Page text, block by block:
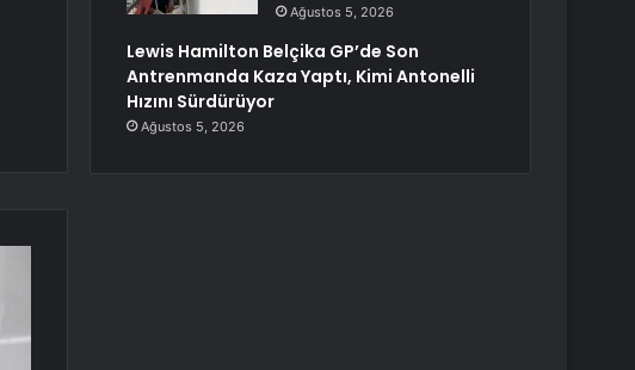
Ağustos 5, 2026
Lewis Hamilton Belçika GP’de Son
Antrenmanda Kaza Yaptı, Kimi Antonelli
Hızını Sürdürüyor
Ağustos 5, 2026